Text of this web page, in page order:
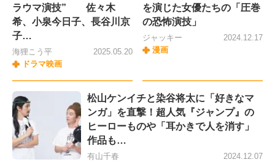
ラウマ演技” 佐々木
希、小泉今日子、長谷川京
子…
海狸こう平
ドラマ映画
2025.05.20
を演じた女優たちの「圧巻
の恐怖演技」
ジャッキー
漫画
2024.12.17
松山ケンイチと染谷将太に「好きなマ
ンガ」を直撃！超人気『ジャンプ』の
ヒーローものや「耳かきで人を消す」
作品も…
有山千春
2024.12.07